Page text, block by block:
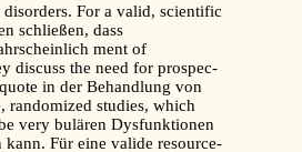
For a valid, scientific
schließen, dass
ment of
discuss the need for prospec-
in der Behandlung von
randomized studies, which
very bulären Dysfunktionen
kann. Für eine valide resource-